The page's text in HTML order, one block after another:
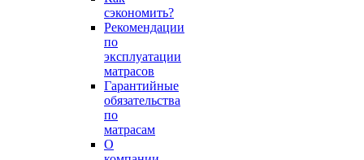
сэкономить?
Рекомендации
по
эксплуатации
матрасов
Гарантийные
обязательства
по
матрасам
О